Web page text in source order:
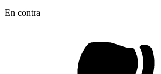
En contra